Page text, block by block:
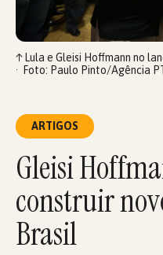
ARTIGOS
Gleisi
construir
Brasil
↑Lula e Gleisi Hoffmann no
Foto: Paulo Pinto/Agência